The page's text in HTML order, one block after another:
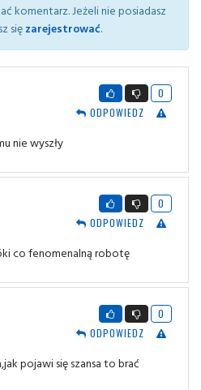
komentarz. Jeżeli nie posiadasz
sięzarejestrować.
0
ODPOWIEDZ
nie wyszły
0
ODPOWIEDZ
co fenomenalną robotę
0
ODPOWIEDZ
pojawi się szansa to brać